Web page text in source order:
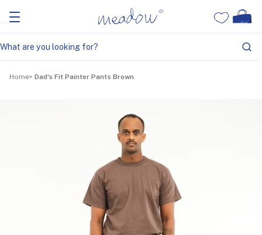
Home Dad's Fit Painter Pants Brown